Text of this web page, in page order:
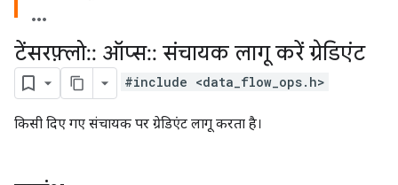
टेंसरफ़्लो:: ऑप्स:: संचायक लागू करें ग्रेडिएंट
#include <data_flow_ops.h>
किसी दिए गए संचायक पर ग्रेडिएंट लागू करता है।